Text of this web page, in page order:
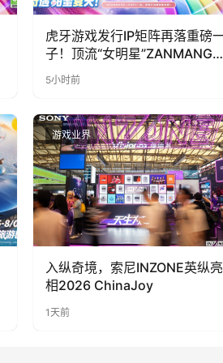
虎牙游戏发行IP矩阵再落重磅
子！顶流“女明星”ZANMANG
LOOPY 正版3D消除手游《消
奇遇》惊喜曝光
5小时前
游戏业界
入纵奇境，索尼INZONE英纵亮
相2026 ChinaJoy
1天前